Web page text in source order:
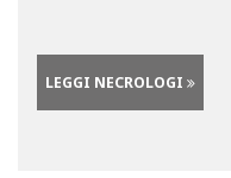
LEGGI NECROLOGI